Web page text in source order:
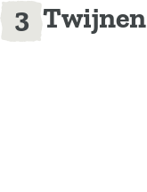
Twijnen